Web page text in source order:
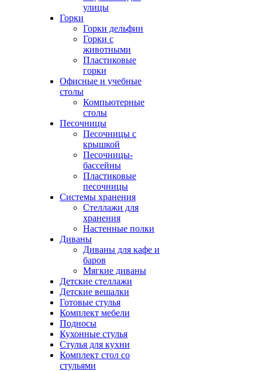
улицы
Горки
Горки дельфин
Горки с
животными
Пластиковые
горки
Офисные и учебные
столы
Компьютерные
столы
Песочницы
Песочницы с
крышкой
Песочницы-
бассейны
Пластиковые
песочницы
Системы хранения
Стеллажи для
хранения
Настенные полки
Диваны
Диваны для кафе и
баров
Мягкие диваны
Детские стеллажи
Детские вешалки
Готовые стулья
Комплект мебели
Подносы
Кухонные стулья
Стулья для кухни
Комплект стол со
стульями